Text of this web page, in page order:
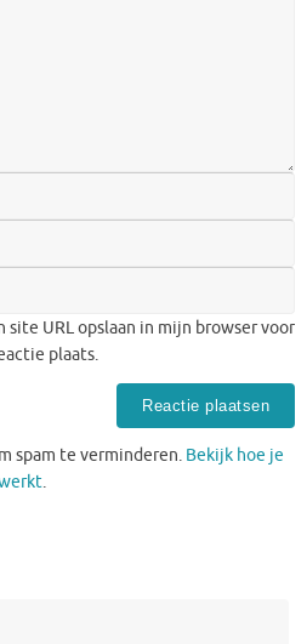
site URL opslaan in mijn browser voor
plaats.
spam te verminderen. Bekijk hoe je
.